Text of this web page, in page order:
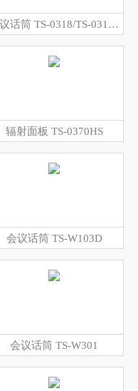
会议话筒 TS-0318/TS-0318A
辐射面板 TS-0370HS
会议话筒 TS-W103D
会议话筒 TS-W301